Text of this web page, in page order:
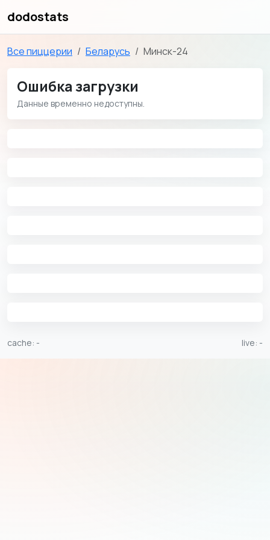
dodostats
Все пиццерии Беларусь Минск-24
Ошибка загрузки
Данные временно недоступны.
cache: - live: -